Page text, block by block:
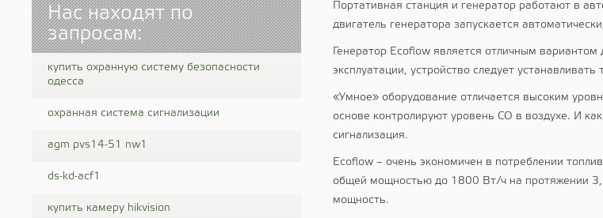
Нас находят по
запросам:
купить охранную систему безопасности
одесса
охранная система сигнализации
agm pvs14-51 nw1
ds-kd-acf1
купить камеру hikvision
Портативная станция и генератор работают в
двигатель генератора запускается
Генератор Ecoflow является отличным
эксплуатации, устройство следует
«Умное» оборудование отличается высоким
основе контролируют уровень СО в воздухе. И
сигнализация.
Ecoflow – очень экономичен в потреблении
общей мощностью до 1800 Вт/ч на протяжении
мощность.